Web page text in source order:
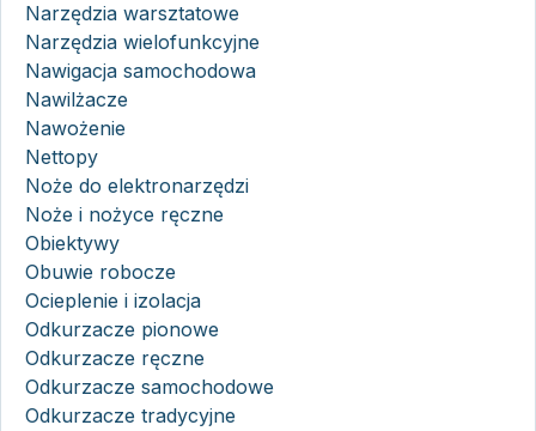
Narzędzia warsztatowe
Narzędzia wielofunkcyjne
Nawigacja samochodowa
Nawilżacze
Nawożenie
Nettopy
Noże do elektronarzędzi
Noże i nożyce ręczne
Obiektywy
Obuwie robocze
Ocieplenie i izolacja
Odkurzacze pionowe
Odkurzacze ręczne
Odkurzacze samochodowe
Odkurzacze tradycyjne